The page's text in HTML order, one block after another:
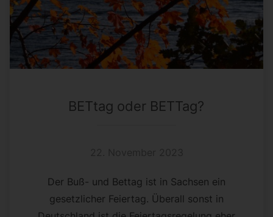
BETtag oder BETTag?
Der Buß- und Bettag ist in Sachsen ein
gesetzlicher Feiertag. Überall sonst in